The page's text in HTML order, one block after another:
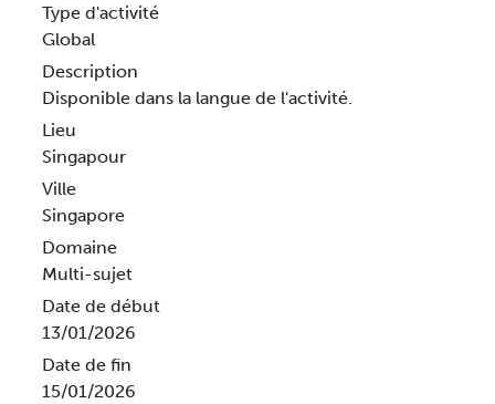
Type d'activité
Global
Description
Disponible dans la langue de l'activité.
Lieu
Singapour
Ville
Singapore
Domaine
Multi-sujet
Date de début
13/01/2026
Date de fin
15/01/2026